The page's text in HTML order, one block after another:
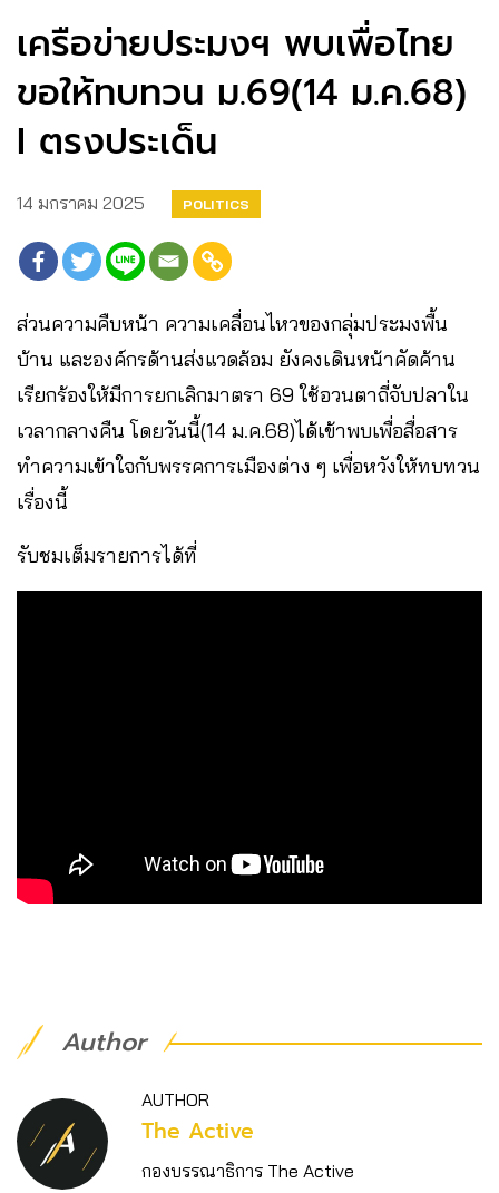
เครือข่ายประมงฯ พบเพื่อไทย
ขอให้ทบทวน ม.69(14 ม.ค.68)
I ตรงประเด็น
14 มกราคม 2025 POLITICS
ส่วนความคืบหน้า ความเคลื่อนไหวของกลุ่มประมงพื้น
บ้าน และองค์กรด้านส่งแวดล้อม ยังคงเดินหน้าคัดค้าน
เรียกร้องให้มีการยกเลิกมาตรา 69 ใช้อวนตาถี่จับปลาใน
เวลากลางคืน โดยวันนี้(14 ม.ค.68)ได้เข้าพบเพื่อสื่อสาร
ทำความเข้าใจกับพรรคการเมืองต่าง ๆ เพื่อหวังให้ทบทวน
เรื่องนี้
รับชมเต็มรายการได้ที่
Author
AUTHOR
The Active
กองบรรณาธิการ The Active